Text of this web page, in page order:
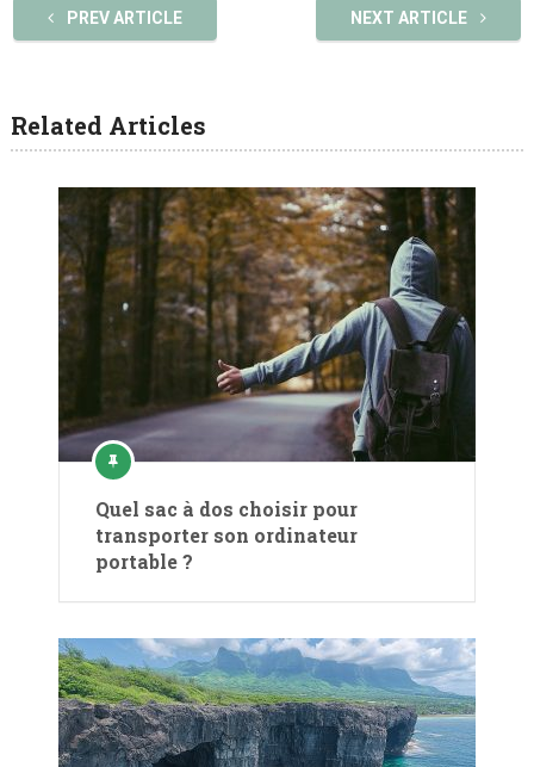
PREV ARTICLE NEXT ARTICLE
Related Articles
Quel sac à dos choisir pour
transporter son ordinateur
portable ?